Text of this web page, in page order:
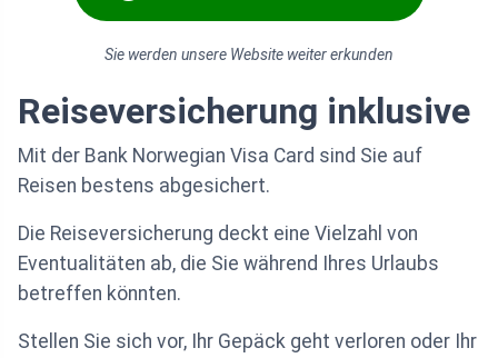
Sie werden unsere Website weiter erkunden
Reiseversicherung inklusive
Mit der Bank Norwegian Visa Card sind Sie auf
Reisen bestens abgesichert.
Die Reiseversicherung deckt eine Vielzahl von
Eventualitäten ab, die Sie während Ihres Urlaubs
betreffen könnten.
Stellen Sie sich vor, Ihr Gepäck geht verloren oder Ihr